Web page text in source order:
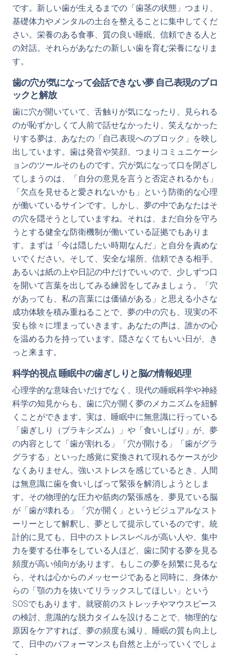
です。新しい歯が生えるまでの「歯茎の状態」つまり、
基礎体力やメンタルの土台を整えることに集中してくだ
さい。栄養のある食事、質の良い睡眠、信頼できる人と
の対話。それらがあなたの新しい歯を育む栄養になりま
す。
歯の穴が気になって会話できない夢 自己表現のブロ
ックと解放
歯に穴が開いていて、舌触りが気になったり、見られる
のが恥ずかしくて人前で話せなかったり、笑えなかった
りする夢は、あなたの「自己表現へのブロック」を映し
出しています。歯は発音や笑顔、つまりコミュニケーシ
ョンのツールそのものです。穴が気になって口を閉ざし
てしまうのは、「自分の意見を言うと否定されるかも」
「欠点を見せると愛されないかも」という防衛的な心理
が働いているサインです。しかし、夢の中であなたはそ
の穴を隠そうとしていますね。それは、まだ自分を守ろ
うとする健全な防衛機制が働いている証拠でもありま
す。まずは「今は隠したい時期なんだ」と自分を責めな
いでください。そして、安全な場所、信頼できる相手、
あるいは紙の上や日記の中だけでいいので、少しずつ口
を開いて言葉を出してみる練習をしてみましょう。「穴
があっても、私の言葉には価値がある」と思える小さな
成功体験を積み重ねることで、夢の中の穴も、現実の不
安も徐々に埋まっていきます。あなたの声は、誰かの心
を温める力を持っています。隠さなくてもいい日が、き
っと来ます。
科学的視点 睡眠中の歯ぎしりと脳の情報処理
心理学的な意味合いだけでなく、現代の睡眠科学や神経
科学の知見からも、歯に穴が開く夢のメカニズムを紐解
くことができます。実は、睡眠中に無意識に行っている
「歯ぎしり（ブラキシズム）」や「食いしばり」が、夢
の内容として「歯が割れる」「穴が開ける」「歯がグラ
グラする」といった感覚に変換されて現れるケースが少
なくありません。強いストレスを感じているとき、人間
は無意識に歯を食いしばって緊張を解消しようとしま
す。その物理的な圧力や筋肉の緊張感を、夢見ている脳
が「歯が壊れる」「穴が開く」というビジュアルなスト
ーリーとして解釈し、夢として提示しているのです。統
計的に見ても、日中のストレスレベルが高い人や、集中
力を要する仕事をしている人ほど、歯に関する夢を見る
頻度が高い傾向があります。もしこの夢を頻繁に見るな
ら、それは心からのメッセージであると同時に、身体か
らの「顎の力を抜いてリラックスしてほしい」という
SOSでもあります。就寝前のストレッチやマウスピース
の検討、意識的な脱力タイムを設けることで、物理的な
原因をケアすれば、夢の頻度も減り、睡眠の質も向上し
て、日中のパフォーマンスも自然と上がっていくでしょ